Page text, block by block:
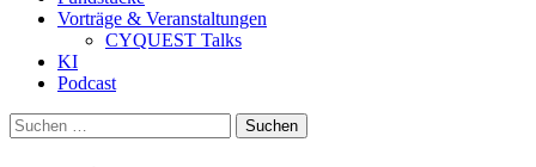
Vorträge & Veranstaltungen
CYQUEST Talks
KI
Podcast
Suchen
nach: